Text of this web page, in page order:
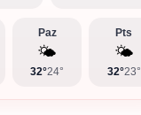
Paz
🌤️
32°24°
Pts
🌤️
32°23°